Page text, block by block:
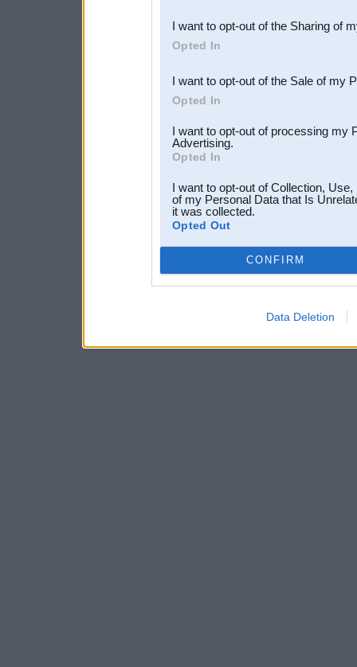
Downstream Participants
third parties.
I want to opt-out of the Sharing of
Opted In
I want to opt-out of the Sale of my
Opted In
I want to opt-out of processing my
Advertising.
Opted In
I want to opt-out of Collection,
of my Personal Data that Is
it was collected.
Opted Out
CONFIRM
Data Deletion